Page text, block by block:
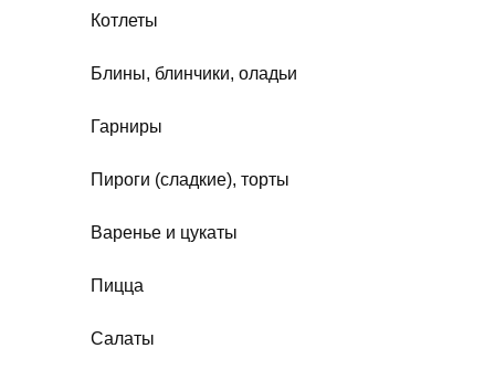
Котлеты
Блины, блинчики, оладьи
Гарниры
Пироги (сладкие), торты
Варенье и цукаты
Пицца
Салаты